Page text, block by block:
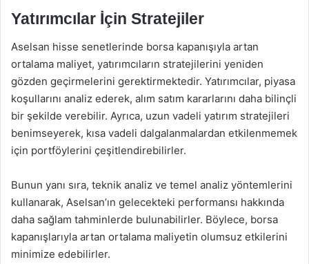
Yatırımcılar İçin Stratejiler
Aselsan hisse senetlerinde borsa kapanışıyla artan
ortalama maliyet, yatırımcıların stratejilerini yeniden
gözden geçirmelerini gerektirmektedir. Yatırımcılar, piyasa
koşullarını analiz ederek, alım satım kararlarını daha bilinçli
bir şekilde verebilir. Ayrıca, uzun vadeli yatırım stratejileri
benimseyerek, kısa vadeli dalgalanmalardan etkilenmemek
için portföylerini çeşitlendirebilirler.
Bunun yanı sıra, teknik analiz ve temel analiz yöntemlerini
kullanarak, Aselsan’ın gelecekteki performansı hakkında
daha sağlam tahminlerde bulunabilirler. Böylece, borsa
kapanışlarıyla artan ortalama maliyetin olumsuz etkilerini
minimize edebilirler.